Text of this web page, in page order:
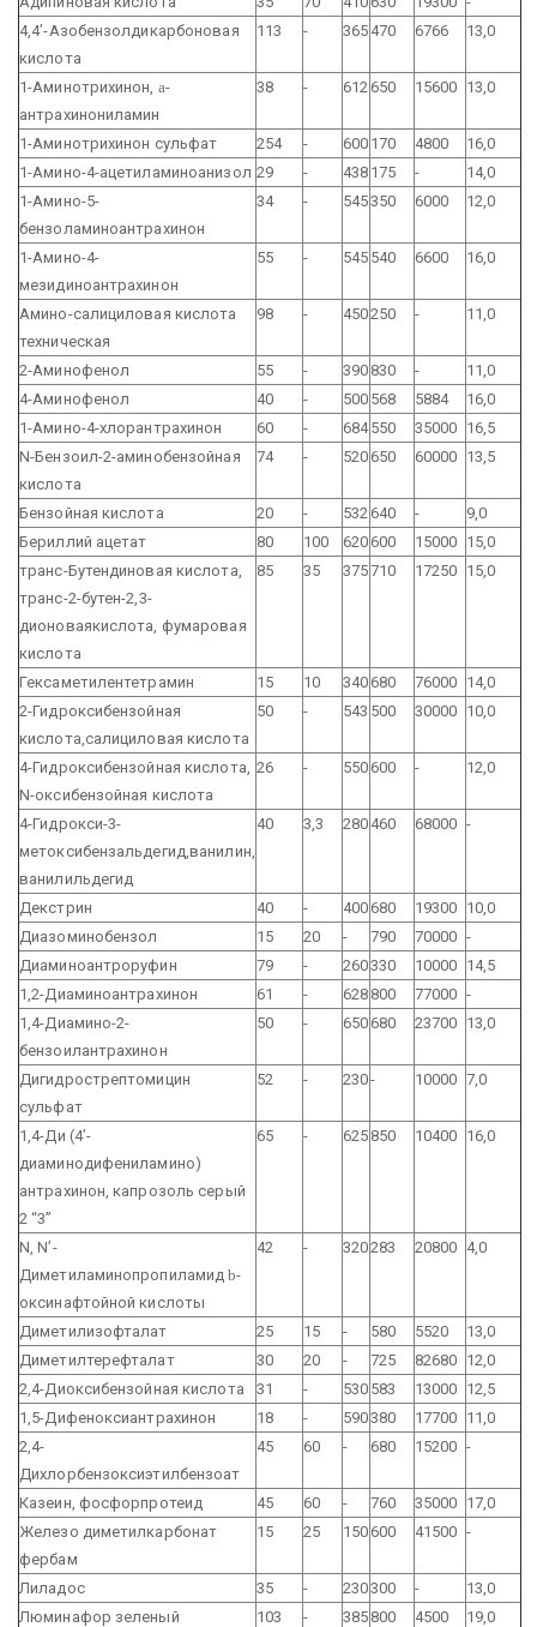
4,4’-Азобензолдикарбоновая
кислота
113 - 365 470 6766 13,0
1-Аминотрихинон, a-
антрахинониламин
38 - 612 650 15600 13,0
1-Аминотрихинон сульфат 254 - 600 170 4800
16,0
1-Амино-4-ацетиламиноанизол 29 - 438 175 -
14,0
1-Амино-5-
бензоламиноантрахинон
34 - 545350 6000 12,0
1-Амино-4-
мезидиноантрахинон
55 - 545 540 6600 16,0
Амино-салициловая кислота
техническая
98 - 450250 - 11,0
2-Аминофенол 55 - 390 830 -
11,0
4-Аминофенол
40 - 500 568 5884
16,0
1-Амино-4-хлорантрахинон
60 - 684550 35000 16,5
N-Бензоил-2-аминобензойная
кислота
74 - 520650 60000 13,5
Бензойная кислота 20 - 532 640 -
9,0
Бериллий ацетат
80 100 620600 15000 15,0
транс-Бутендиновая кислота,
транс-2-бутен-2,3-
дионоваякислота, фумаровая
кислота
85 35 375710 17250 15,0
Гексаметилентетрамин 15 10 340680 76000 14,0
2-Гидроксибензойная
кислота,салициловая кислота
50 - 543 500 30000 10,0
4-Гидроксибензойная кислота,
N-оксибензойная кислота
26 - 550600 - 12,0
4-Гидрокси-3-
метоксибензальдегид,ванилин,
ванилильдегид
40 3,3 280 460 68000 -
Декстрин 40 - 400680 19300 10,0
Диазоминобензол
15 20 - 790 70000 -
Диаминоантроруфин
79 - 260330 10000 14,5
1,2-Диаминоантрахинон
61 - 628 800 77000 -
1,4-Диамино-2-
бензоилантрахинон
50 - 650680 23700 13,0
Дигидрострептомицин
сульфат
52 - 230- 10000 7,0
1,4-Ди (4’-
диаминодифениламино)
антрахинон, капрозоль серый
2 “3”
65 - 625 850 10400 16,0
N, N’-
Диметиламинопропиламидb-
оксинафтойной кислоты
42 - 320283 20800 4,0
Диметилизофталат 25 15 - 580 5520
13,0
Диметилтерефталат
30 20 - 725 82680 12,0
2,4-Диоксибензойная кислота
31 - 530 583 13000 12,5
1,5-Дифеноксиантрахинон
18 - 590380 17700 11,0
2,4-
Дихлорбензоксиэтилбензоат
45 60 - 680 15200 -
Казеин, фосфорпротеид 45 60 - 760 35000 17,0
Железо диметилкарбонат
фербам
15 25 150600 41500 -
Лиладос 35 - 230300 -
13,0
Люминафор зеленый
103 - 385 800 4500
19,0